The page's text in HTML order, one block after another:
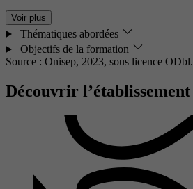
Voir plus
Thématiques abordées
Objectifs de la formation
Source : Onisep, 2023, sous licence ODbl.
Découvrir l’établissement